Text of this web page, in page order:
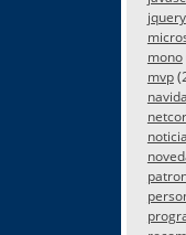
jquery
mono
mvp